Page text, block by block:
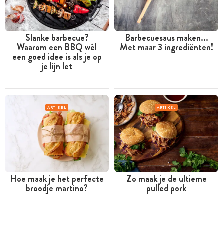
Slanke barbecue?
Waarom een BBQ wél
een goed idee is als je op
je lijn let
Barbecuesaus maken...
Met maar 3 ingrediënten!
ARTIKEL
Hoe maak je het perfecte
broodje martino?
ARTIKEL
Zo maak je de ultieme
pulled pork